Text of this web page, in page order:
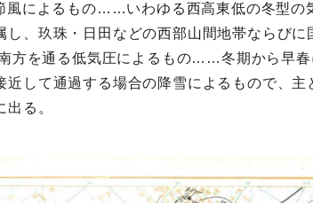
風によるもの……いわゆる西高東低の冬型の
し、玖珠・日田などの西部山間地帯ならびに
方を通る低気圧によるもの……冬期から早
近して通過する場合の降雪によるもので、
出る。